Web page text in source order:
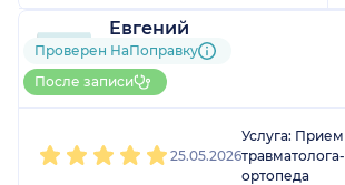
Евгений
2 отзываи1 оценка
Больше 10 записей через
НаПоправку
Проверен НаПоправку
После записи
25.05.2026
Услуга: Прием
травматолога-
ортопеда